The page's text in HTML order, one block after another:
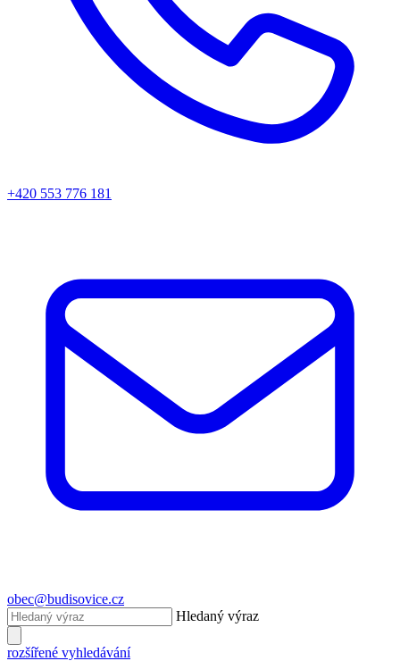
+420 553 776 181
obec@budisovice.cz
Hledaný výraz
rozšířené vyhledávání